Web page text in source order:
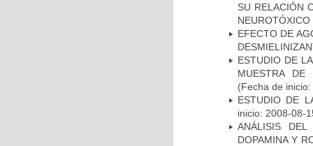
SU RELACIÓN
NEUROTÓXICO
EFECTO DE
ESTUDIO DE
MUESTRA DE
(Fecha de
ESTUDIO DE
inicio: 2008-08-
ANÁLISIS
DOPAMINA Y